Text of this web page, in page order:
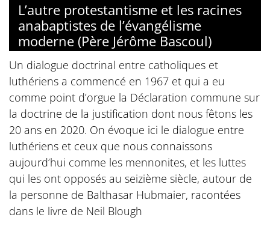
L’autre protestantisme et les racines
anabaptistes de l’évangélisme
moderne (Père Jérôme Bascoul)
Un dialogue doctrinal entre catholiques et
luthériens a commencé en 1967 et qui a eu
comme point d’orgue la Déclaration commune sur
la doctrine de la justification dont nous fêtons les
20 ans en 2020. On évoque ici le dialogue entre
luthériens et ceux que nous connaissons
aujourd’hui comme les mennonites, et les luttes
qui les ont opposés au seizième siècle, autour de
la personne de Balthasar Hubmaier, racontées
dans le livre de Neil Blough